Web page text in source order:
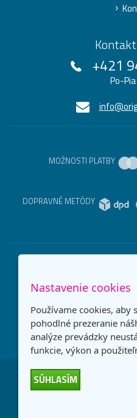
+421
Po-
MOŽNOSTI PLATBY
DOPRAVNÉ METÓDY
Nastavenie cookies
Používame cookies, aby
pohodlné prezeranie
analýze prevádzky
funkcie, výkon a
SÚHLASÍM